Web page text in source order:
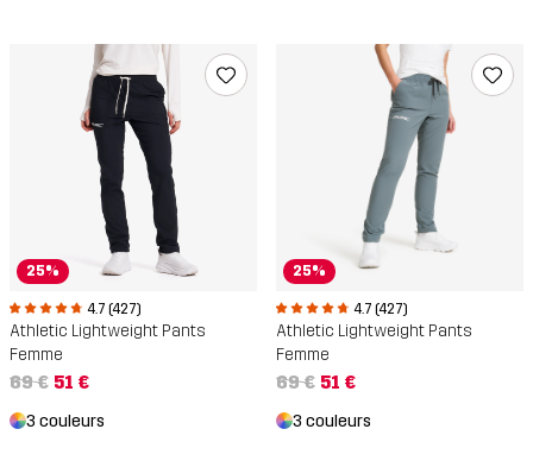
25%
4.7 (427)
Athletic Lightweight Pants
Femme
69 € 51 €
3 couleurs
25%
4.7 (427)
Athletic Lightweight Pants
Femme
69 € 51 €
3 couleurs